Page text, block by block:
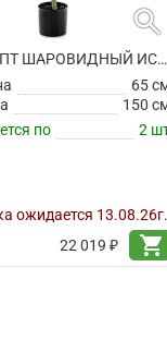
search
ЭВКАЛИПТ ШАРОВИДНЫЙ ИСКУССТВЕННЫЙ
65
150
по
2
ожидается 13.08.26г.
22 019 ₽
shopping_cart